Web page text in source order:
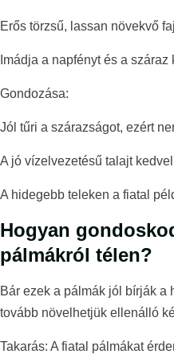
Erős törzsű, lassan növekvő
Imádja a napfényt és a száraz
Gondozása:
Jól tűri a szárazságot, ezért
A jó vízelvezetésű talajt
A hidegebb teleken a fiatal
Hogyan
pálmákról télen?
Bár ezek a pálmák jól bírják a
tovább növelhetjük ellenálló
Takarás: A fiatal pálmákat